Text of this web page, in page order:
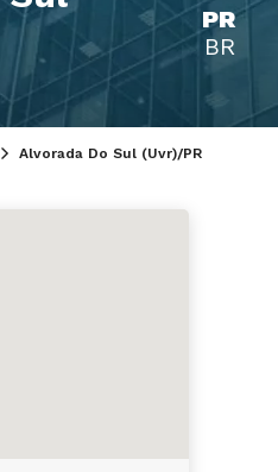
PR
BR
Alvorada Do Sul (Uvr)/PR